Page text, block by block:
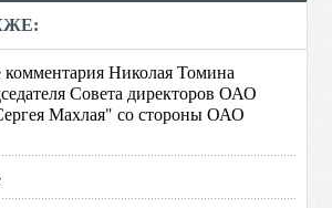
Николая Томина
Совета директоров ОАО
Махлая" со стороны ОАО